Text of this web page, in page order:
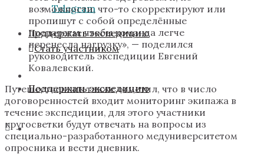
Поддержать экспедицию
Telegram
Стать участником
Поддержать экспедицию
возможности, что-то скорректируют или
пропишут с собой определённые
препараты, чтобы команда легче
перенесла нагрузку», — поделился
руководитель экспедиции Евгений
Ковалевский.
Путешественник также отметил, что в число
договоренностей входит мониторинг экипажа в
течение экспедиции, для этого участники
кругосветки будут отвечать на вопросы из
специально-разработанного медуниверситетом
опросника и вести дневник.